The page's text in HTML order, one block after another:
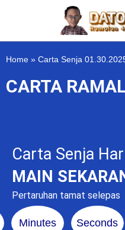
Home » Carta Senja
CARTA
Carta Senja
MAIN
Pertaruhan tamat selepas
Minutes Seconds